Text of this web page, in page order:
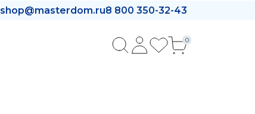
shop@masterdom.ru8 800 350-32-43
0